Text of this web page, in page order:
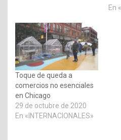
En
Toque de queda a
comercios no esenciales
en Chicago
29 de octubre de 2020
En «INTERNACIONALES»